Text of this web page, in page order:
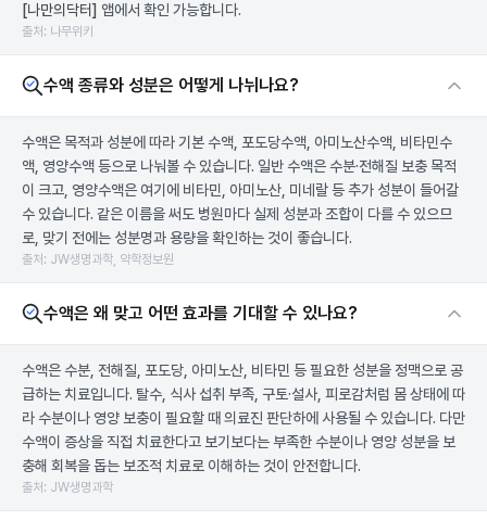
[나만의닥터] 앱에서 확인 가능합니다.
출처: 나무위키
수액 종류와 성분은 어떻게 나뉘나요?
수액은 목적과 성분에 따라 기본 수액, 포도당수액, 아미노산수액, 비타민수
액, 영양수액 등으로 나눠볼 수 있습니다. 일반 수액은 수분·전해질 보충 목적
이 크고, 영양수액은 여기에 비타민, 아미노산, 미네랄 등 추가 성분이 들어갈
수 있습니다. 같은 이름을 써도 병원마다 실제 성분과 조합이 다를 수 있으므
로, 맞기 전에는 성분명과 용량을 확인하는 것이 좋습니다.
출처: JW생명과학, 약학정보원
수액은 왜 맞고 어떤 효과를 기대할 수 있나요?
수액은 수분, 전해질, 포도당, 아미노산, 비타민 등 필요한 성분을 정맥으로 공
급하는 치료입니다. 탈수, 식사 섭취 부족, 구토·설사, 피로감처럼 몸 상태에 따
라 수분이나 영양 보충이 필요할 때 의료진 판단하에 사용될 수 있습니다. 다만
수액이 증상을 직접 치료한다고 보기보다는 부족한 수분이나 영양 성분을 보
충해 회복을 돕는 보조적 치료로 이해하는 것이 안전합니다.
출처: JW생명과학